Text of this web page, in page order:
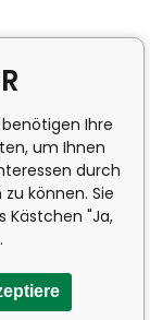
Ihre
um Ihnen
durch
können. Sie
Kästchen "Ja,